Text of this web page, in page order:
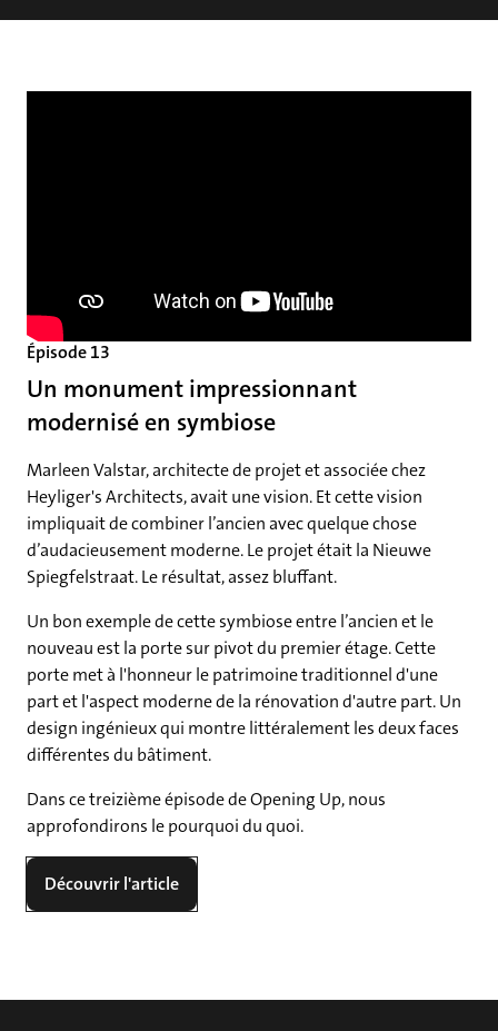
Épisode 13
Un monument impressionnant
modernisé en symbiose
Marleen Valstar, architecte de projet et associée chez
Heyliger's Architects, avait une vision. Et cette vision
impliquait de combiner l’ancien avec quelque chose
d’audacieusement moderne. Le projet était la Nieuwe
Spiegfelstraat. Le résultat, assez bluffant.
Un bon exemple de cette symbiose entre l’ancien et le
nouveau est la porte sur pivot du premier étage. Cette
porte met à l'honneur le patrimoine traditionnel d'une
part et l'aspect moderne de la rénovation d'autre part. Un
design ingénieux qui montre littéralement les deux faces
différentes du bâtiment.
Dans ce treizième épisode de Opening Up, nous
approfondirons le pourquoi du quoi.
Découvrir l'article